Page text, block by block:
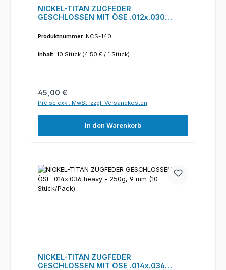
NICKEL-TITAN ZUGFEDER
GESCHLOSSEN MIT ÖSE .012x.030
Produktnummer: NCS-140
Inhalt: 10 Stück (4,50 € / 1 Stück)
Regulärer Preis:
45,00 €
Preise exkl. MwSt. zzgl. Versandkosten
In den Warenkorb
NICKEL-TITAN ZUGFEDER
GESCHLOSSEN MIT ÖSE .014x.036